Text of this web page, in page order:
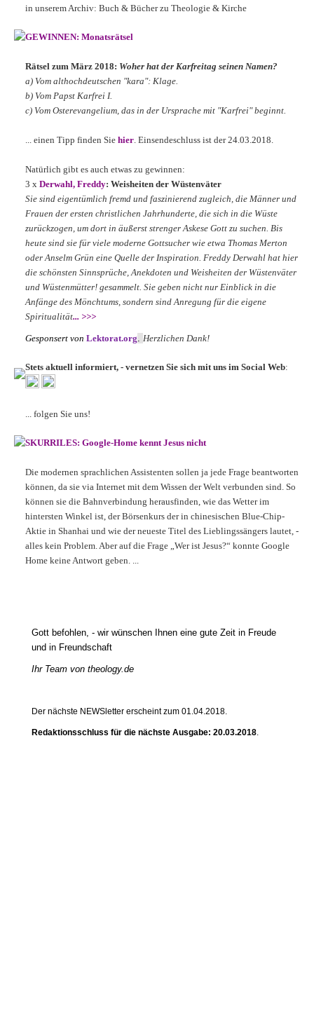
in unserem Archiv: Buch & Bücher zu Theologie & Kirche
GEWINNEN: Monatsrätsel
Rätsel zum März 2018: Woher hat der Karfreitag seinen Namen?
a) Vom althochdeutschen "kara": Klage.
b) Vom Papst Karfrei I.
c) Vom Osterevangelium, das in der Ursprache mit "Karfrei" beginnt.
... einen Tipp finden Sie hier. Einsendeschluss ist der 24.03.2018.
Natürlich gibt es auch etwas zu gewinnen:
3 x Derwahl, Freddy: Weisheiten der Wüstenväter
Sie sind eigentümlich fremd und faszinierend zugleich, die Männer und
Frauen der ersten christlichen Jahrhunderte, die sich in die Wüste
zurückzogen, um dort in äußerst strenger Askese Gott zu suchen. Bis
heute sind sie für viele moderne Gottsucher wie etwa Thomas Merton
oder Anselm Grün eine Quelle der Inspiration. Freddy Derwahl hat hier
die schönsten Sinnsprüche, Anekdoten und Weisheiten der Wüstenväter
und Wüstenmütter! gesammelt. Sie geben nicht nur Einblick in die
Anfänge des Mönchtums, sondern sind Anregung für die eigene
Spiritualität... >>>
Gesponsert von Lektorat.org. Herzlichen Dank!
Stets aktuell informiert, - vernetzen Sie sich mit uns im Social Web:
... folgen Sie uns!
SKURRILES: Google-Home kennt Jesus nicht
Die modernen sprachlichen Assistenten sollen ja jede Frage beantworten
können, da sie via Internet mit dem Wissen der Welt verbunden sind. So
können sie die Bahnverbindung herausfinden, wie das Wetter im
hintersten Winkel ist, der Börsenkurs der in chinesischen Blue-Chip-
Aktie in Shanhai und wie der neueste Titel des Lieblingssängers lautet, -
alles kein Problem. Aber auf die Frage „Wer ist Jesus?“ konnte Google
Home keine Antwort geben. ...
Gott befohlen, - wir wünschen Ihnen eine gute Zeit in Freude
und in Freundschaft
Ihr Team von theology.de
Der nächste NEWSletter erscheint zum 01.04.2018.
Redaktionsschluss für die nächste Ausgabe: 20.03.2018.